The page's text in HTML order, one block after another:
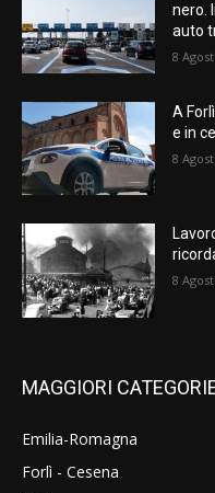
nero.
auto
8
A
e in
8
8
MAGGIORI
Emilia-Romagna
Forlì - Cesena